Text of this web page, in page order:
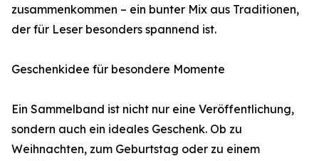
zusammenkommen – ein bunter Mix aus Traditionen,
der für Leser besonders spannend ist.
Geschenkidee für besondere Momente
Ein Sammelband ist nicht nur eine Veröffentlichung,
sondern auch ein ideales Geschenk. Ob zu
Weihnachten, zum Geburtstag oder zu einem